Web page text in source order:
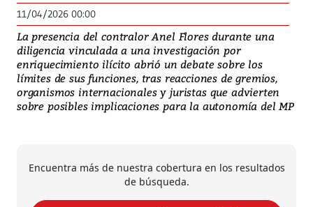
11/04/2026 00:00
La presencia del contralor Anel Flores durante una
diligencia vinculada a una investigación por
enriquecimiento ilícito abrió un debate sobre los
límites de sus funciones, tras reacciones de gremios,
organismos internacionales y juristas que advierten
sobre posibles implicaciones para la autonomía del MP
Encuentra más de nuestra cobertura en los resultados
de búsqueda.